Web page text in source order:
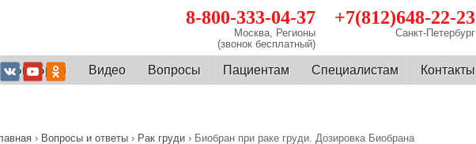
+7(812)648-22-23
Санкт-Петербург
8-800-333-04-37
Москва, Регионы
(звонок бесплатный)
О БиоБран Видео Вопросы Пациентам Cпециалистам Контакты
› Вопросы и ответы › Рак груди › Биобран при раке груди. Дозировка Биобрана